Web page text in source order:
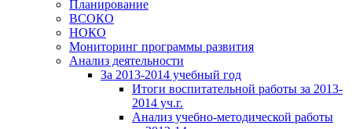
Планирование
ВСОКО
НОКО
Мониторинг программы развития
Анализ деятельности
За 2013-2014 учебный год
Итоги воспитательной работы за 2013-
2014 уч.г.
Анализ учебно-методической работы